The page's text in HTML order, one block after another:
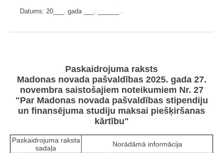
Datums: 20___. gada ___. ______ .
Paskaidrojuma raksts
Madonas novada pašvaldības 2025. gada 27.
novembra saistošajiem noteikumiem Nr. 27
"Par Madonas novada pašvaldības stipendiju
un finansējuma studiju maksai piešķiršanas
kārtību"
Paskaidrojuma raksta
sadaļa
Norādāmā informācija